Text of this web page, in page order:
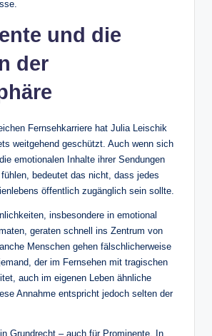
und die
der
Fernsehkarriere hat Julia Leischik
weitgehend geschützt. Auch wenn sich
emotionalen Inhalte ihrer Sendungen
bedeutet das nicht, dass jedes
öffentlich zugänglich sein sollte.
insbesondere in emotional
geraten schnell ins Zentrum von
Menschen gehen fälschlicherweise
der im Fernsehen mit tragischen
auch im eigenen Leben ähnliche
Annahme entspricht jedoch selten der
Grundrecht – auch für Prominente. In